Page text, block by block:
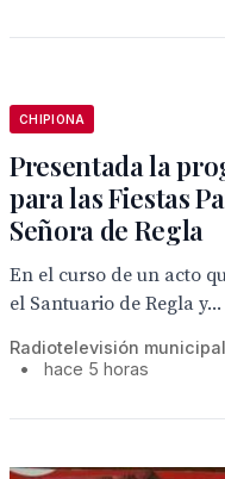
CHIPIONA
Presentada la
para las Fiestas
Señora de Regla
En el curso de un acto
el Santuario de Regla y...
Radiotelevisión
•
hace 5 horas